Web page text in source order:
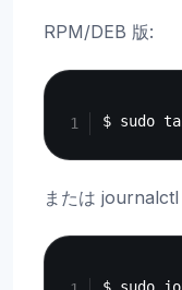
RPM/DEB 版:
または journalctl